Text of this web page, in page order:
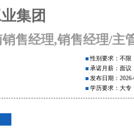
集团
售经理,销售经理/主
性别要求：不限
承诺月薪：面议
发布日期：
学历要求：大专